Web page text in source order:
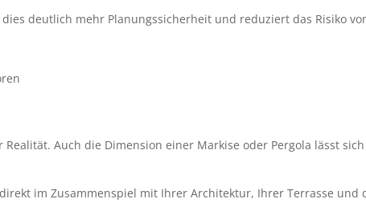
deutlich mehr Planungssicherheit und reduziert das Risiko
Auch die Dimension einer Markise oder Pergola lässt
im Zusammenspiel mit Ihrer Architektur, Ihrer Terrasse und